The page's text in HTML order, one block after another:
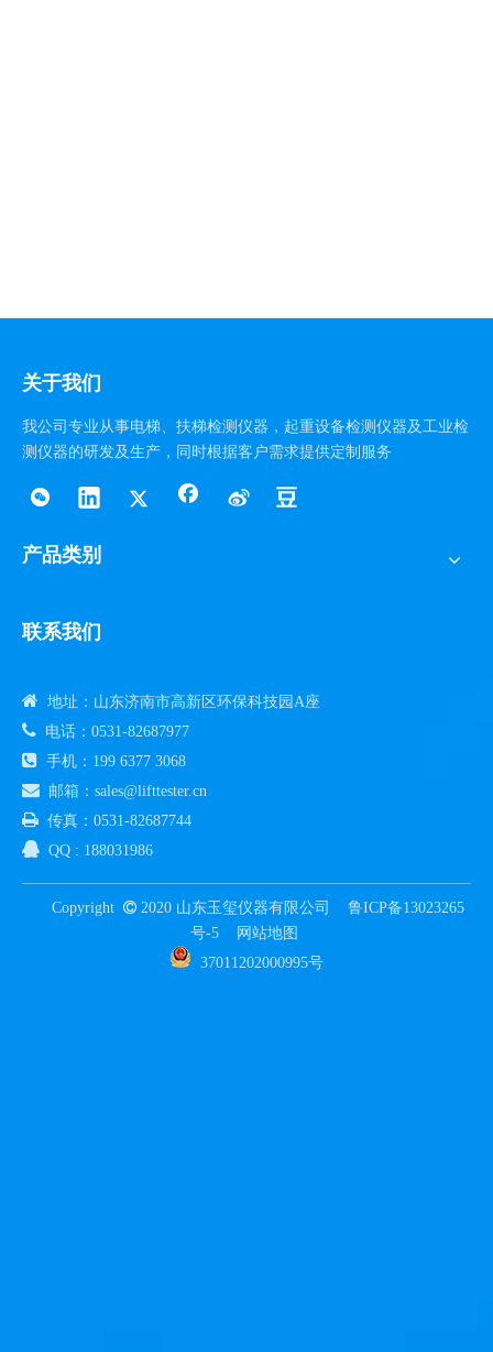
关于我们
我公司专业从事电梯、扶梯检测仪器，起重设备检测仪器及工业检
测仪器的研发及生产，同时根据客户需求提供定制服务
产品类别
联系我们
 地址：山东济南市高新区环保科技园A座
 电话：0531-82687977
 手机：199 6377 3068
 邮箱：sales@lifttester.cn
 传真：0531-82687744
 QQ : 188031986
Copyright  2020 山东玉玺仪器有限公司
鲁ICP备13023265
号-5
网站地图
37011202000995号